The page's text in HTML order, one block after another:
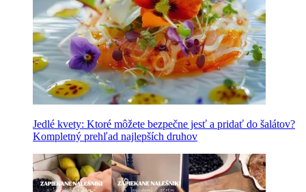
Jedlé kvety: Ktoré môžete bezpečne jesť a pridať do šalátov?
Kompletný prehľad najlepších druhov